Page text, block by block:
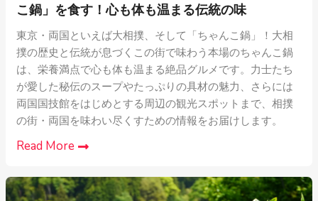
こ鍋」を食す！心も体も温まる伝統の味
東京・両国といえば大相撲、そして「ちゃんこ鍋」！大相
撲の歴史と伝統が息づくこの街で味わう本場のちゃんこ鍋
は、栄養満点で心も体も温まる絶品グルメです。力士たち
が愛した秘伝のスープやたっぷりの具材の魅力、さらには
両国国技館をはじめとする周辺の観光スポットまで、相撲
の街・両国を味わい尽くすための情報をお届けします。
Read More